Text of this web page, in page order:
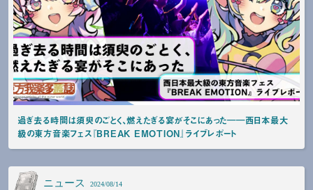
過ぎ去る時間は須臾のごとく、燃えたぎる宴がそこにあった――西日本最大
級の東方音楽フェス『BREAK EMOTION』ライブレポート
ニュース 2024/08/14